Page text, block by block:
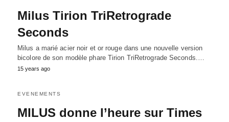
Milus Tirion TriRetrograde
Seconds
Milus a marié acier noir et or rouge dans une nouvelle version
bicolore de son modèle phare Tirion TriRetrograde Seconds.…
15 years ago
EVENEMENTS
MILUS donne l’heure sur Times